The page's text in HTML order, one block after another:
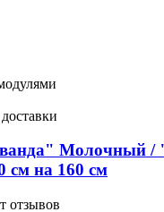
Молочный /
см на 160 см
отзывов